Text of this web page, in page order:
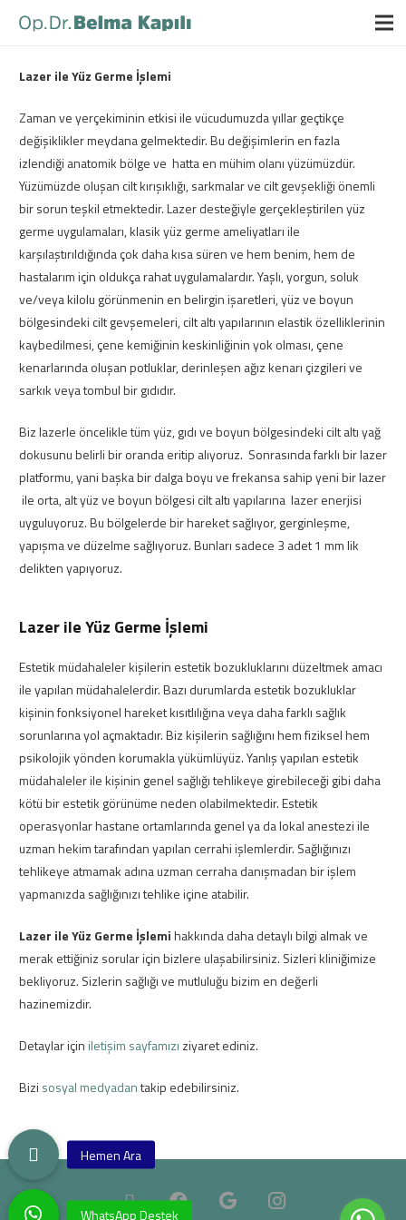
Lazer ile Yüz Germe İşlemi
Zaman ve yerçekiminin etkisi ile vücudumuzda yıllar geçtikçe
değişiklikler meydana gelmektedir. Bu değişimlerin en fazla
izlendiği anatomik bölge ve hatta en mühim olanı yüzümüzdür.
Yüzümüzde oluşan cilt kırışıklığı, sarkmalar ve cilt gevşekliği önemli
bir sorun teşkil etmektedir. Lazer desteğiyle gerçekleştirilen yüz
germe uygulamaları, klasik yüz germe ameliyatları ile
karşılaştırıldığında çok daha kısa süren ve hem benim, hem de
hastalarım için oldukça rahat uygulamalardır. Yaşlı, yorgun, soluk
ve/veya kilolu görünmenin en belirgin işaretleri, yüz ve boyun
bölgesindeki cilt gevşemeleri, cilt altı yapılarının elastik özelliklerinin
kaybedilmesi, çene kemiğinin keskinliğinin yok olması, çene
kenarlarında oluşan potluklar, derinleşen ağız kenarı çizgileri ve
sarkık veya tombul bir gıdıdır.
Biz lazerle öncelikle tüm yüz, gıdı ve boyun bölgesindeki cilt altı yağ
dokusunu belirli bir oranda eritip alıyoruz. Sonrasında farklı bir lazer
platformu, yani başka bir dalga boyu ve frekansa sahip yeni bir lazer
ile orta, alt yüz ve boyun bölgesi cilt altı yapılarına lazer enerjisi
uyguluyoruz. Bu bölgelerde bir hareket sağlıyor, gerginleşme,
yapışma ve düzelme sağlıyoruz. Bunları sadece 3 adet 1 mm lik
delikten yapıyoruz.
Lazer ile Yüz Germe İşlemi
Estetik müdahaleler kişilerin estetik bozukluklarını düzeltmek amacı
ile yapılan müdahalelerdir. Bazı durumlarda estetik bozukluklar
kişinin fonksiyonel hareket kısıtlılığına veya daha farklı sağlık
sorunlarına yol açmaktadır. Biz kişilerin sağlığını hem fiziksel hem
psikolojik yönden korumakla yükümlüyüz. Yanlış yapılan estetik
müdahaleler ile kişinin genel sağlığı tehlikeye girebileceği gibi daha
kötü bir estetik görünüme neden olabilmektedir. Estetik
operasyonlar hastane ortamlarında genel ya da lokal anestezi ile
uzman hekim tarafından yapılan cerrahi işlemlerdir. Sağlığınızı
tehlikeye atmamak adına uzman cerraha danışmadan bir işlem
yapmanızda sağlığınızı tehlike içine atabilir.
Lazer ile Yüz Germe İşlemihakkında daha detaylı bilgi almak ve
merak ettiğiniz sorular için bizlere ulaşabilirsiniz. Sizleri kliniğimize
bekliyoruz. Sizlerin sağlığı ve mutluluğu bizim en değerli
hazinemizdir.
Detaylar için iletişim sayfamızı ziyaret ediniz.
Bizi sosyal medyadantakip edebilirsiniz.